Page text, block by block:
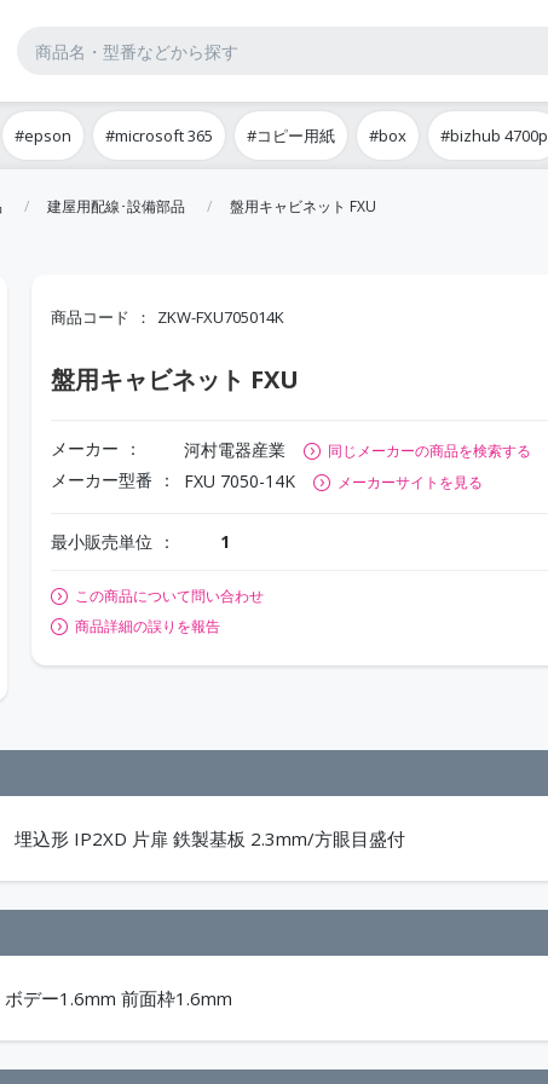
#epson #microsoft 365 #コピー用紙 #box #bizhub 4700p
建屋用配線･設備部品 盤用キャビネット FXU
商品コード ZKW-FXU705014K
盤用キャビネット FXU
メーカー 河村電器産業 同じメーカーの商品を検索する
メーカー型番 FXU 7050-14K メーカーサイトを見る
最小販売単位 1
この商品について問い合わせ
商品詳細の誤りを報告
込形 IP2XD 片扉 鉄製基板 2.3mm/方眼目盛付
デー1.6mm 前面枠1.6mm